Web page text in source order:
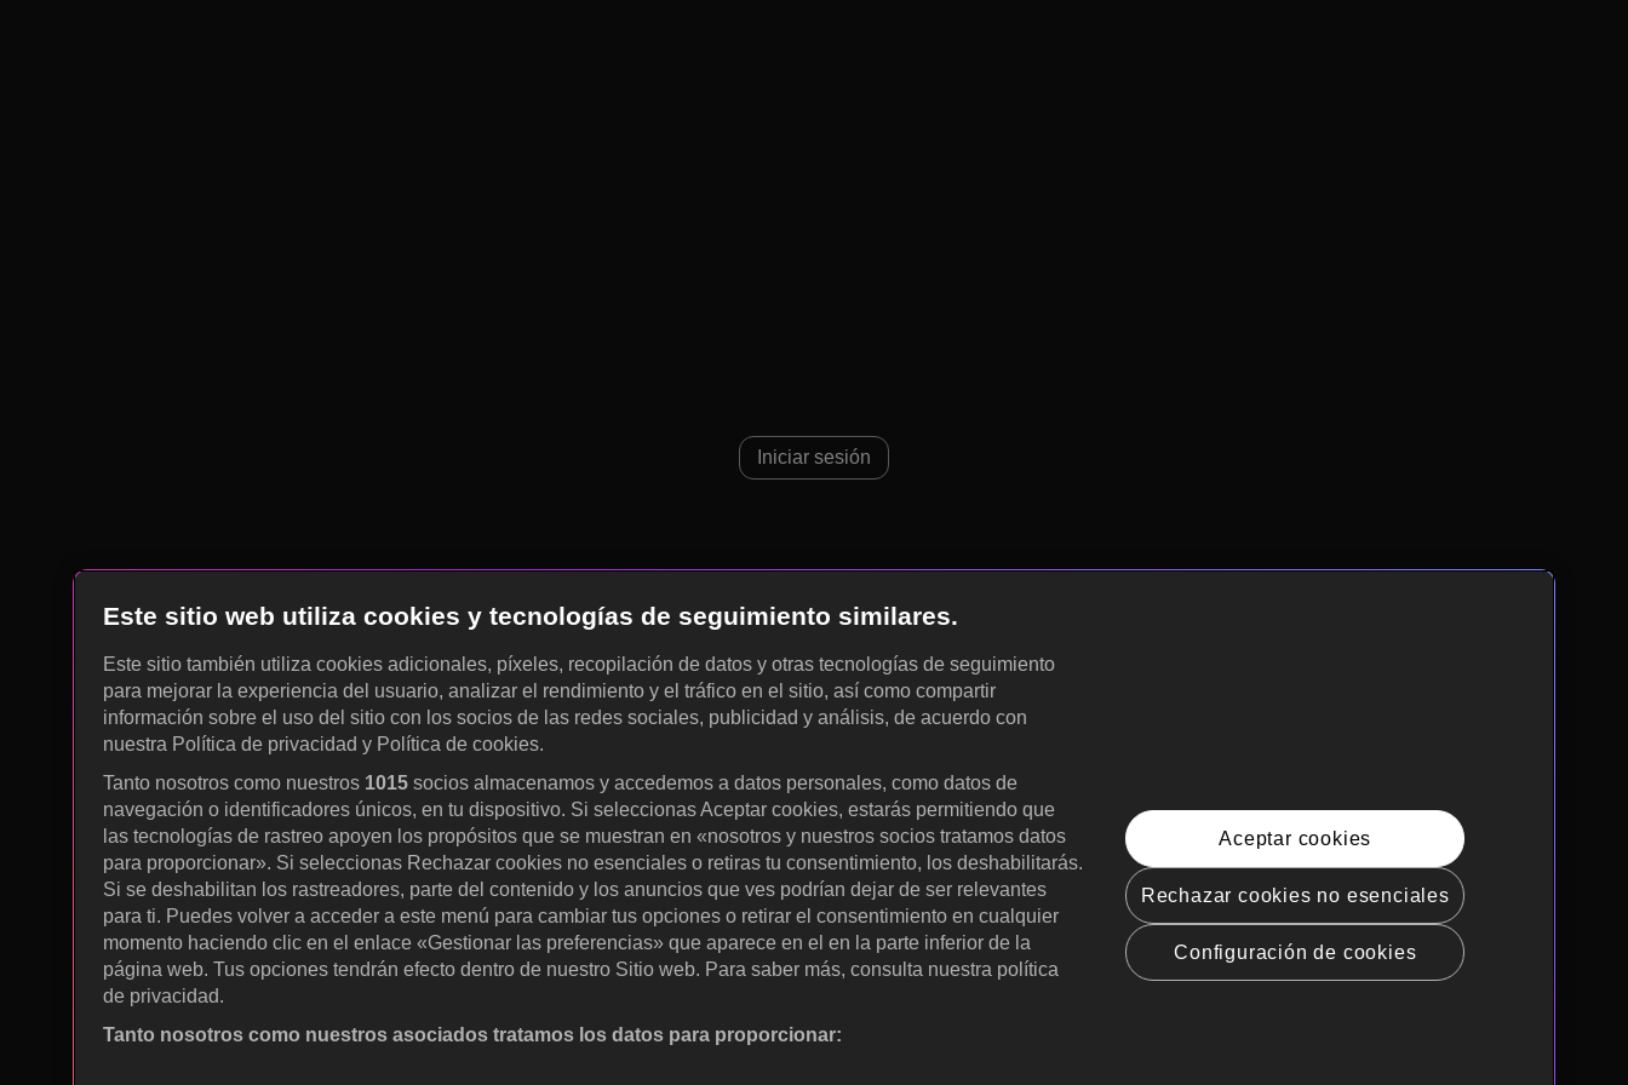
Iniciar sesión
Este sitio web utiliza cookies y tecnologías de seguimiento similares.
Este sitio también utiliza cookies adicionales, píxeles, recopilación de datos y otras tecnologías de seguimiento
para mejorar la experiencia del usuario, analizar el rendimiento y el tráfico en el sitio, así como compartir
información sobre el uso del sitio con los socios de las redes sociales, publicidad y análisis, de acuerdo con
nuestra Política de privacidad y Política de cookies.
Tanto nosotros como nuestros 1015 socios almacenamos y accedemos a datos personales, como datos de
navegación o identificadores únicos, en tu dispositivo. Si seleccionas Aceptar cookies, estarás permitiendo que
las tecnologías de rastreo apoyen los propósitos que se muestran en «nosotros y nuestros socios tratamos datos
para proporcionar». Si seleccionas Rechazar cookies no esenciales o retiras tu consentimiento, los deshabilitarás.
Si se deshabilitan los rastreadores, parte del contenido y los anuncios que ves podrían dejar de ser relevantes
para ti. Puedes volver a acceder a este menú para cambiar tus opciones o retirar el consentimiento en cualquier
momento haciendo clic en el enlace «Gestionar las preferencias» que aparece en el en la parte inferior de la
página web. Tus opciones tendrán efecto dentro de nuestro Sitio web. Para saber más, consulta nuestra política
de privacidad.
Tanto nosotros como nuestros asociados tratamos los datos para proporcionar:
Aceptar cookies
Rechazar cookies no esenciales
Configuración de cookies